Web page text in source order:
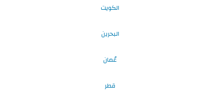
الكويت
البحرين
عُمان
قطر